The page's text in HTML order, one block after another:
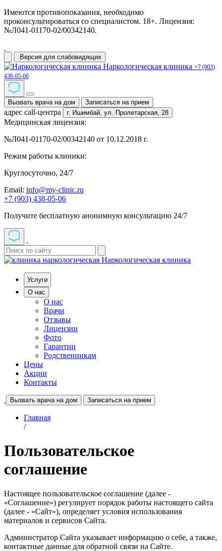
Имеются противопоказания, необходимо
проконсультироваться со специалистом. 18+. Лицензия:
№Л041-01170-02/00342140.
Версия для слабовидящих
Наркологическая клиника +7 (903)
438-05-06
Вызвать врача на дом Записаться на прием
адрес call-центра г. Ишимбай, ул. Пролетарская, 28
Медицинская лицензия:
№Л041-01170-02/00342140 от 10.12.2018 г.
Режим работы клиники:
Круглосуточно, 24/7
Email: info@my-clinic.ru
+7 (903) 438-05-06
Получите бесплатную анонимную консультацию 24/7
Наркологическая клиника
Услуги
О нас
О нас
Врачи
Отзывы
Лицензии
Фото
Гарантии
Родственникам
Цены
Акции
Контакты
Вызвать врача на дом Записаться на прием
Главная
/
Пользовательское
соглашение
Настоящее пользовательское соглашение (далее -
«Соглашение») регулирует порядок работы настоящего сайта
(далее - «Сайт»), определяет условия использования
материалов и сервисов Сайта.
Администратор Сайта указывает информацию о себе, а также,
контактные данные для обратной связи на Сайте.